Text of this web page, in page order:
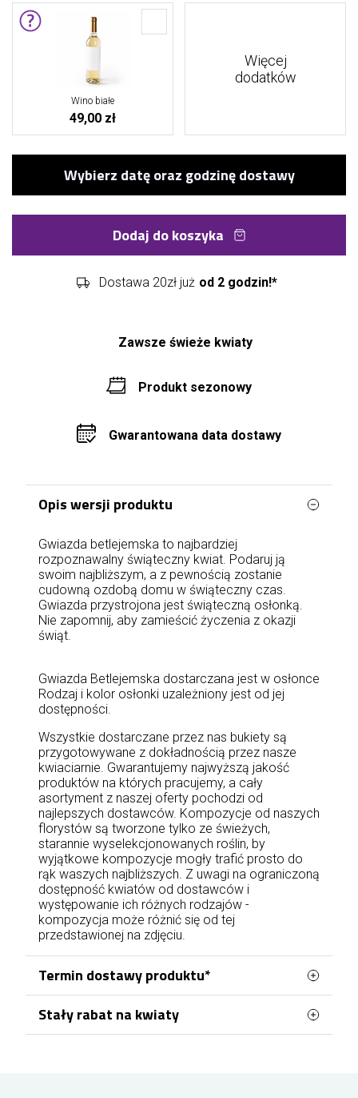
Wino białe
49,00 zł
Więcej
dodatków
Dodaj do koszyka
Dostawa 20zł już od 2 godzin!*
Zawsze świeże kwiaty
Produkt sezonowy
Gwarantowana data dostawy
Opis wersji produktu
Gwiazda betlejemska to najbardziej
rozpoznawalny świąteczny kwiat. Podaruj ją
swoim najbliższym, a z pewnością zostanie
cudowną ozdobą domu w świąteczny czas.
Gwiazda przystrojona jest świąteczną osłonką.
Nie zapomnij, aby zamieścić życzenia z okazji
świąt.
Gwiazda Betlejemska dostarczana jest w osłonce
Rodzaj i kolor osłonki uzależniony jest od jej
dostępności.
Wszystkie dostarczane przez nas bukiety są
przygotowywane z dokładnością przez nasze
kwiaciarnie. Gwarantujemy najwyższą jakość
produktów na których pracujemy, a cały
asortyment z naszej oferty pochodzi od
najlepszych dostawców. Kompozycje od naszych
florystów są tworzone tylko ze świeżych,
starannie wyselekcjonowanych roślin, by
wyjątkowe kompozycje mogły trafić prosto do
rąk waszych najbliższych. Z uwagi na ograniczoną
dostępność kwiatów od dostawców i
występowanie ich różnych rodzajów -
kompozycja może różnić się od tej
przedstawionej na zdjęciu.
Termin dostawy produktu*
Zamówienia kwiatowe w Jastrzębiu-Zdroju
obsługujemy bezpośrednio z naszej kwiaciarni
Stały rabat na kwiaty